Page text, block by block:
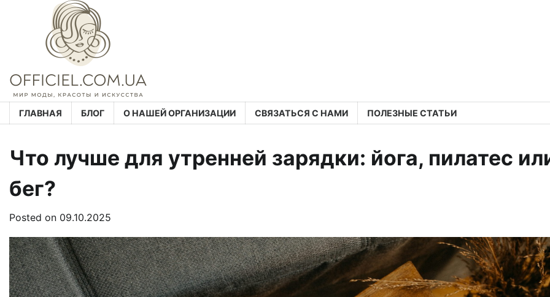
ГЛАВНАЯ БЛОГ О НАШЕЙ ОРГАНИЗАЦИИ СВЯЗАТЬСЯ С НАМИ ПОЛЕЗНЫЕ СТАТЬИ
Что лучше для утренней зарядки: йога, пилатес
бег?
Posted on 09.10.2025